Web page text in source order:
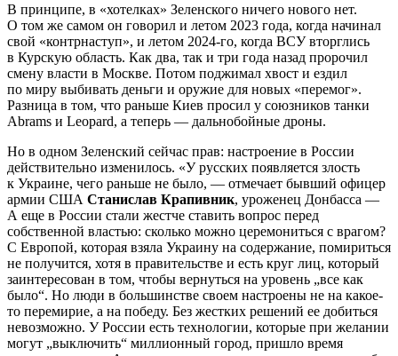
В принципе, в «хотелках» Зеленского ничего нового нет.
О том же самом он говорил и летом 2023 года, когда начинал
свой «контрнаступ», и летом 2024-го, когда ВСУ вторглись
в Курскую область. Как два, так и три года назад пророчил
смену власти в Москве. Потом поджимал хвост и ездил
по миру выбивать деньги и оружие для новых «перемог».
Разница в том, что раньше Киев просил у союзников танки
Abrams и Leopard, а теперь — дальнобойные дроны.
Но в одном Зеленский сейчас прав: настроение в России
действительно изменилось. «У русских появляется злость
к Украине, чего раньше не было, — отмечает бывший офицер
армии США Станислав Крапивник, уроженец Донбасса —
А еще в России стали жестче ставить вопрос перед
собственной властью: сколько можно церемониться с врагом?
С Европой, которая взяла Украину на содержание, помириться
не получится, хотя в правительстве и есть круг лиц, который
заинтересован в том, чтобы вернуться на уровень „все как
было“. Но люди в большинстве своем настроены не на какое-
то перемирие, а на победу. Без жестких решений ее добиться
невозможно. У России есть технологии, которые при желании
могут „выключить“ миллионный город, пришло время